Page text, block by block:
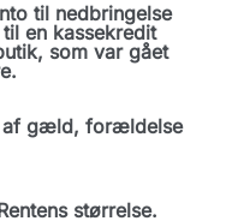
til nedbringelse
en kassekredit
som var gået
af gæld, forældelse
størrelse.